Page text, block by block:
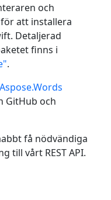
och
att installera
Detaljerad
finns i
.
Aspose.Words
GitHub och
få nödvändiga
till vårt REST API.